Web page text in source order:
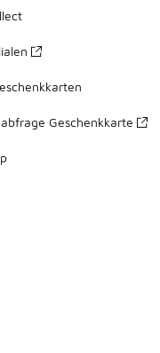
Geschenkkarte